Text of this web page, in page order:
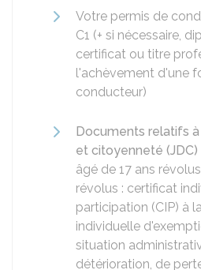
Votre permis de
C1 (+ si nécessaire,
certificat ou titre
l'achèvement d'une
conducteur)
Documents relatifs
et citoyenneté (JDC)
âgé de 17 ans
révolus : certificat
participation (CIP) à
individuelle
situation
détérioration, de